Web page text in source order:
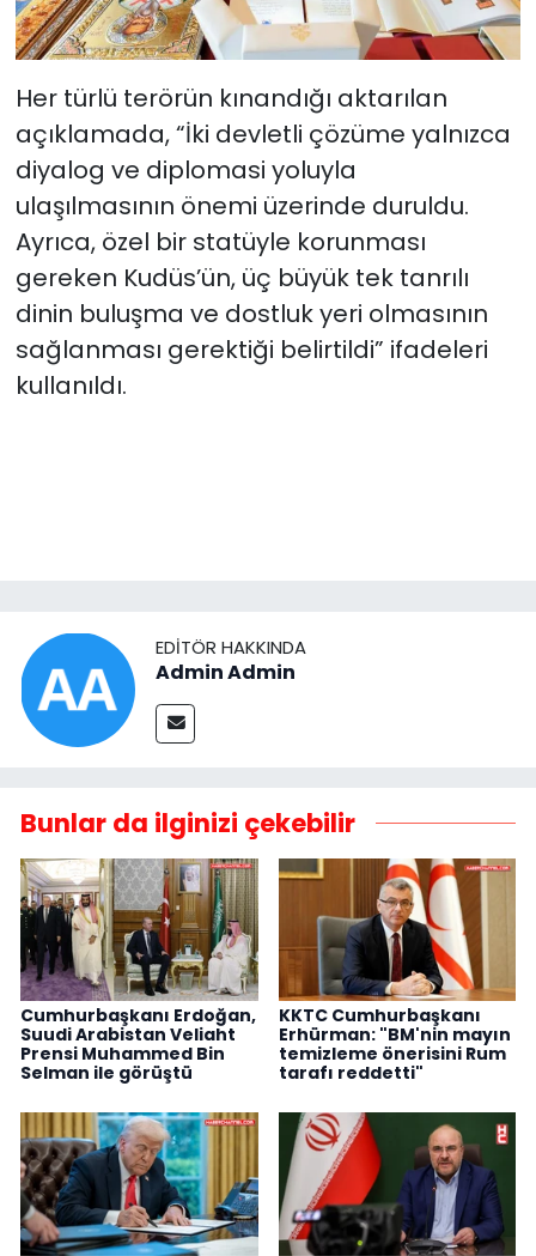
Her türlü terörün kınandığı aktarılan
açıklamada, “İki devletli çözüme yalnızca
diyalog ve diplomasi yoluyla
ulaşılmasının önemi üzerinde duruldu.
Ayrıca, özel bir statüyle korunması
gereken Kudüs’ün, üç büyük tek tanrılı
dinin buluşma ve dostluk yeri olmasının
sağlanması gerektiği belirtildi” ifadeleri
kullanıldı.
EDITÖR HAKKINDA
Admin Admin
Bunlar da ilginizi çekebilir
Cumhurbaşkanı Erdoğan,
Suudi Arabistan Veliaht
Prensi Muhammed Bin
Selman ile görüştü
KKTC Cumhurbaşkanı
Erhürman: "BM'nin mayın
temizleme önerisini Rum
tarafı reddetti"